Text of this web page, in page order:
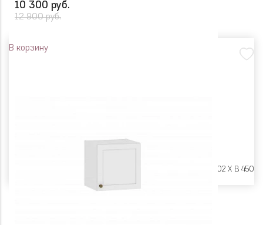
10 300 руб.
12 900 руб.
В корзину
Ш 900 X Г 402 X В 450